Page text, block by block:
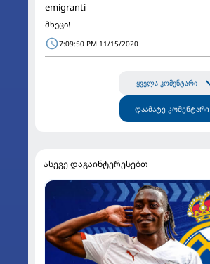
emigranti
მხეცი!
7:09:50 PM 11/15/2020
ყველა კომენტარი
დაამატე კომენტარი
ასევე დაგაინტერესებთ